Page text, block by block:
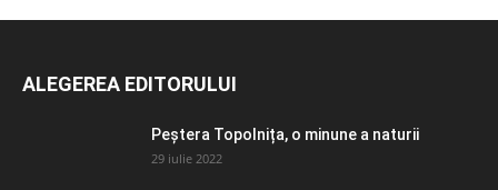
ALEGEREA EDITORULUI
Peștera Topolnița, o minune a naturii
29 iulie 2022